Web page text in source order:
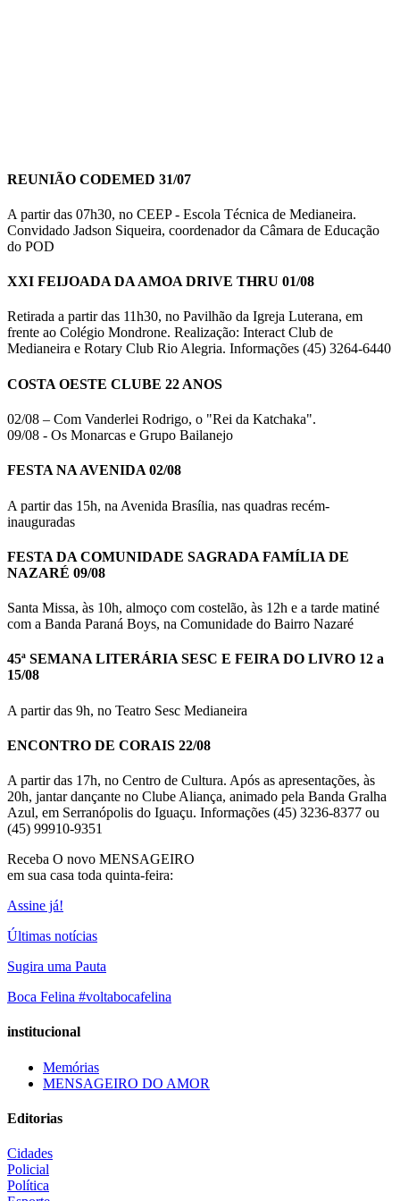
REUNIÃO CODEMED 31/07
A partir das 07h30, no CEEP - Escola Técnica de Medianeira.
Convidado Jadson Siqueira, coordenador da Câmara de Educação
do POD
XXI FEIJOADA DA AMOA DRIVE THRU 01/08
Retirada a partir das 11h30, no Pavilhão da Igreja Luterana, em
frente ao Colégio Mondrone. Realização: Interact Club de
Medianeira e Rotary Club Rio Alegria. Informações (45) 3264-6440
COSTA OESTE CLUBE 22 ANOS
02/08 – Com Vanderlei Rodrigo, o "Rei da Katchaka".
09/08 - Os Monarcas e Grupo Bailanejo
FESTA NA AVENIDA 02/08
A partir das 15h, na Avenida Brasília, nas quadras recém-
inauguradas
FESTA DA COMUNIDADE SAGRADA FAMÍLIA DE
NAZARÉ 09/08
Santa Missa, às 10h, almoço com costelão, às 12h e a tarde matiné
com a Banda Paraná Boys, na Comunidade do Bairro Nazaré
45ª SEMANA LITERÁRIA SESC E FEIRA DO LIVRO 12 a
15/08
A partir das 9h, no Teatro Sesc Medianeira
ENCONTRO DE CORAIS 22/08
A partir das 17h, no Centro de Cultura. Após as apresentações, às
20h, jantar dançante no Clube Aliança, animado pela Banda Gralha
Azul, em Serranópolis do Iguaçu. Informações (45) 3236-8377 ou
(45) 99910-9351
Receba O novo MENSAGEIRO
em sua casa toda quinta-feira:
Assine já!
Últimas notícias
Sugira uma Pauta
Boca Felina #voltabocafelina
institucional
Memórias
MENSAGEIRO DO AMOR
Editorias
Cidades
Policial
Política